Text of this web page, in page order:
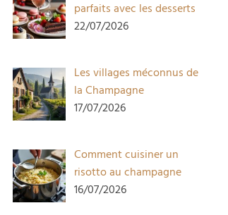
parfaits avec les desserts
22/07/2026
Les villages méconnus de
la Champagne
17/07/2026
Comment cuisiner un
risotto au champagne
16/07/2026